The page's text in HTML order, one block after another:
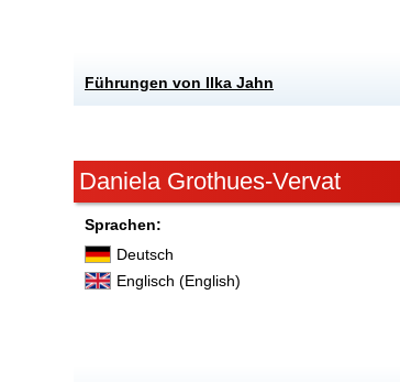
Führungen von Ilka Jahn
Daniela Grothues-Vervat
Sprachen:
Deutsch
Englisch (English)